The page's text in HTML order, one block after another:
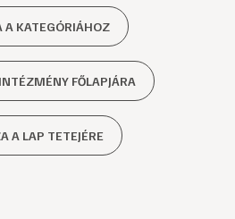
A KATEGÓRIÁHOZ
FŐLAPJÁRA
A LAP TETEJÉRE